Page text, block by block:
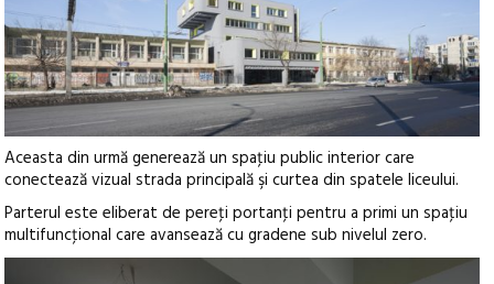
Aceasta din urmă generează un spaţiu public interior care
conectează vizual strada principală şi curtea din spatele liceului.
Parterul este eliberat de pereţi portanţi pentru a primi un spaţiu
multifuncţional care avansează cu gradene sub nivelul zero.